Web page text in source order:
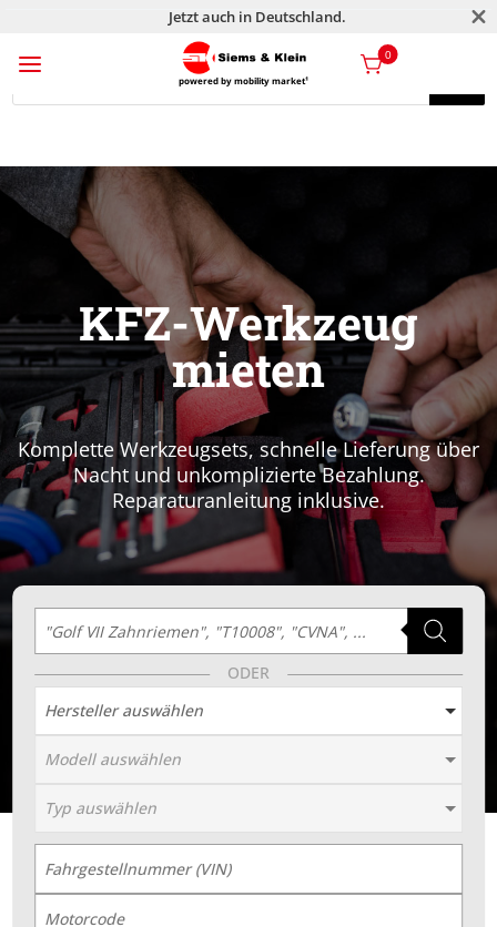
Jetzt auch in Deutschland. M
a powered by mobility market¹
0
Products
Products
KFZ-Werkzeug
mieten
Komplette Werkzeugsets, schnelle Lieferung über
Nacht und unkomplizierte Bezahlung.
Reparaturanleitung inklusive.
Products
search
Hersteller auswählen
Modell auswählen
Typ auswählen